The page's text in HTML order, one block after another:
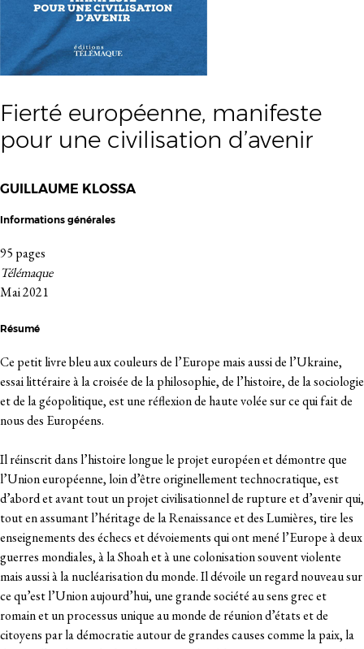
Fierté européenne, manifeste
pour une civilisation d’avenir
GUILLAUME KLOSSA
Informations générales
95 pages
Télémaque
Mai 2021
Résumé
Ce petit livre bleu aux couleurs de l’Europe mais aussi de l’Ukraine,
essai littéraire à la croisée de la philosophie, de l’histoire, de la sociologie
et de la géopolitique, est une réflexion de haute volée sur ce qui fait de
nous des Européens.
Il réinscrit dans l’histoire longue le projet européen et démontre que
l’Union européenne, loin d’être originellement technocratique, est
d’abord et avant tout un projet civilisationnel de rupture et d’avenir qui,
tout en assumant l’héritage de la Renaissance et des Lumières, tire les
enseignements des échecs et dévoiements qui ont mené l’Europe à deux
guerres mondiales, à la Shoah et à une colonisation souvent violente
mais aussi à la nucléarisation du monde. Il dévoile un regard nouveau sur
ce qu’est l’Union aujourd’hui, une grande société au sens grec et
romain et un processus unique au monde de réunion d’états et de
citoyens par la démocratie autour de grandes causes comme la paix, la